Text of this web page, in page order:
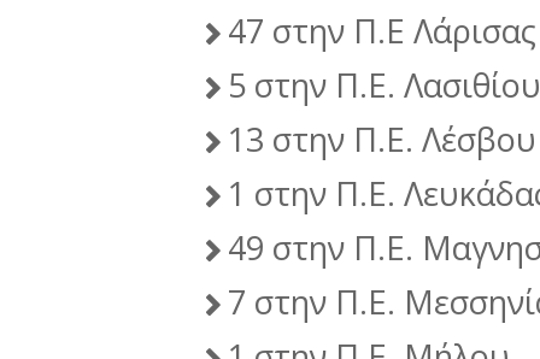
47 στην Π.Ε Λάρισας
5 στην Π.Ε. Λασιθίου
13 στην Π.Ε. Λέσβου
1 στην Π.Ε.
49 στην Π.Ε.
7 στην Π.Ε.